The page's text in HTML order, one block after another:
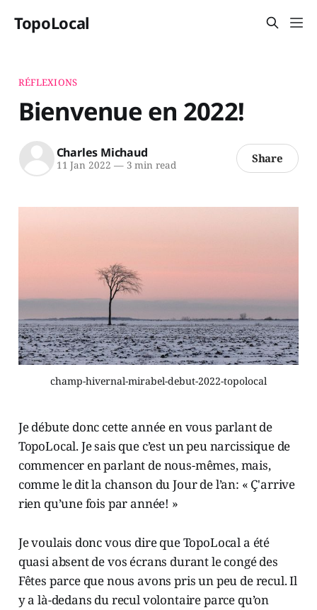
TopoLocal
RÉFLEXIONS
Bienvenue en 2022!
Charles Michaud
11 Jan 2022 —3 min read Share
champ-hivernal-mirabel-debut-2022-topolocal
Je débute donc cette année en vous parlant de
TopoLocal. Je sais que c’est un peu narcissique de
commencer en parlant de nous-mêmes, mais,
comme le dit la chanson du Jour de l’an: « Ç'arrive
rien qu’une fois par année! »
Je voulais donc vous dire que TopoLocal a été
quasi absent de vos écrans durant le congé des
Fêtes parce que nous avons pris un peu de recul. Il
y a là-dedans du recul volontaire parce qu’on